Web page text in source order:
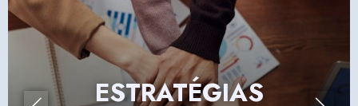
ESTRATÉGIAS